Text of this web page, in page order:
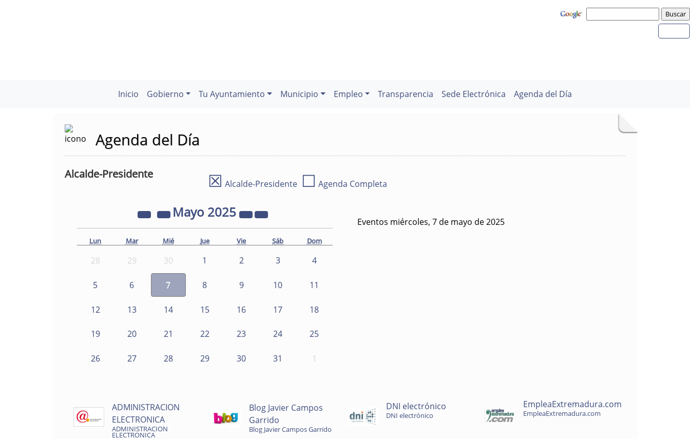
Inicio Gobierno Tu Ayuntamiento Municipio Empleo Transparencia Sede Electrónica Agenda del Día
Agenda del Día
Alcalde-Presidente ☒ Alcalde-Presidente ☐ Agenda Completa
Mayo 2025
Lun Mar Mié Jue Vie Sáb Dom
28 29 30 1 2 3 4
5 6 7 8 9 10 11
12 13 14 15 16 17 18
19 20 21 22 23 24 25
26 27 28 29 30 31 1
Eventos miércoles, 7 de mayo de 2025
ADMINISTRACION
ELECTRONICA
ADMINISTRACION
ELECTRONICA
Blog Javier Campos
Garrido
Blog Javier Campos Garrido
DNI electrónico
DNI electrónico
EmpleaExtremadura.com
EmpleaExtremadura.com